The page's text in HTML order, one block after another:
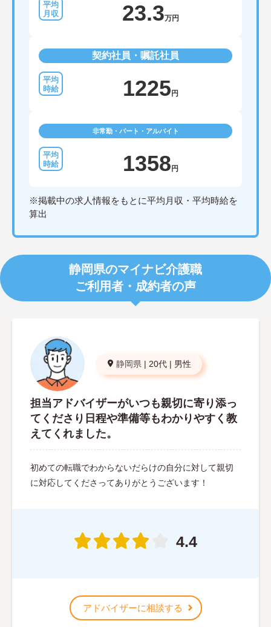
23.3万円
契約社員・嘱託社員
1225 円
非常勤・パート・アルバイト
1358 円
※掲載中の求人情報をもとに平均月収・平均時給を
算出
静岡県のマイナビ介護職
ご利用者・成約者の声
静岡県 | 20代 | 男性
担当アドバイザーがいつも親切に寄り添っ
てくださり日程や準備等もわかりやすく教
えてくれました。
初めての転職でわからないだらけの自分に対して親切
に対応してくださってありがとうございます！
4.4
アドバイザーに相談する